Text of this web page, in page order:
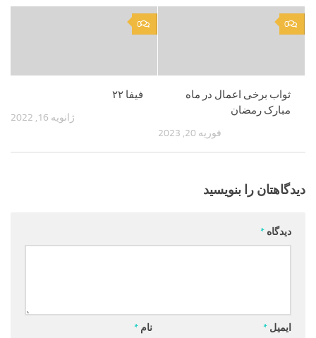
0
فیفا ۲۲
ژانویه 16, 2022
0
ثواب برخی اعمال در ماه
مبارک رمضان
فوریه 20, 2023
دیدگاهتان را بنویسید
دیدگاه *
نام * ایمیل *